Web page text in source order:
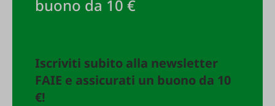
buono da 10 €
Iscriviti subito alla newsletter
FAIE e assicurati un buono da 10
€!